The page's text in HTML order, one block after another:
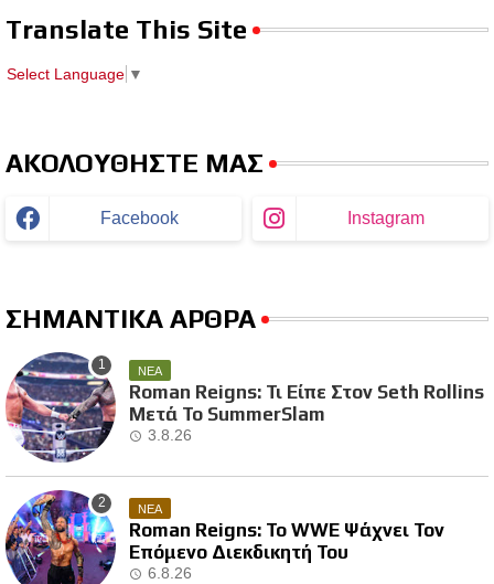
Translate This Site
Select Language ▼
ΑΚΟΛΟΥΘΗΣΤΕ ΜΑΣ
Facebook Instagram
ΣΗΜΑΝΤΙΚΑ ΑΡΘΡΑ
ΝΕΑ
Roman Reigns: Τι Είπε Στον Seth Rollins
Μετά Το SummerSlam
3.8.26
ΝΕΑ
Roman Reigns: Το WWE Ψάχνει Τον
Επόμενο Διεκδικητή Του
6.8.26